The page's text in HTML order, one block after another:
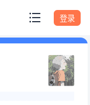
登录
历模板